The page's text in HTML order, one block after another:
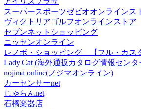
スーパースポーツゼビオオンラインス
ヴィクトリアゴルフオンラインストア
セブンネットショッピング
ニッセンオンライン
レノボ・ショッピング 【フル・カス
Lady Cat (海外通販カタログ情報センタ
nojima online(ノジマオンライン)
カーセンサーnet
じゃらんnet
石橋楽器店